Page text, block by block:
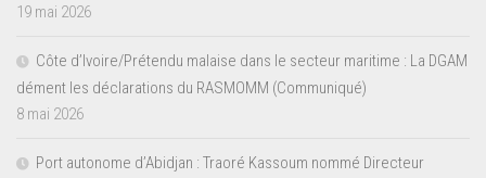
19 mai 2026
Côte d’Ivoire/Prétendu malaise dans le secteur maritime : La DGAM
dément les déclarations du RASMOMM (Communiqué)
8 mai 2026
Port autonome d’Abidjan : Traoré Kassoum nommé Directeur